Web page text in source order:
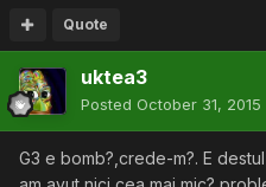
Quote
uktea3
Posted October 31, 2015
G3 e bomb?,crede-m?. E